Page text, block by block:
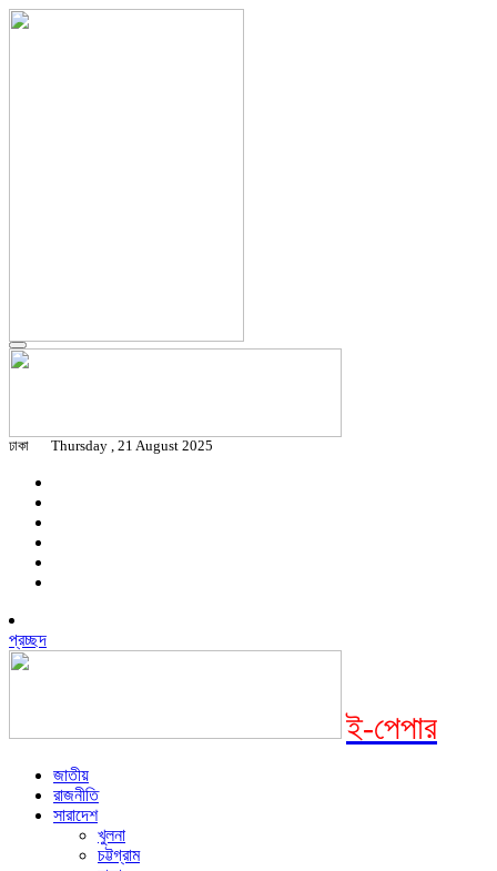
ঢাকা Thursday , 21 August 2025
প্রচ্ছদ
ই-পেপার
জাতীয়
রাজনীতি
সারাদেশ
খুলনা
চট্টগ্রাম